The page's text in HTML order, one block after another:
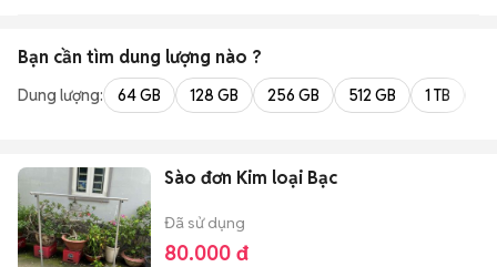
Bạn cần tìm dung lượng nào ?
Dung lượng: 64 GB 128 GB 256 GB 512 GB 1 TB
Sào đơn Kim loại Bạc
Đã sử dụng
80.000 đ